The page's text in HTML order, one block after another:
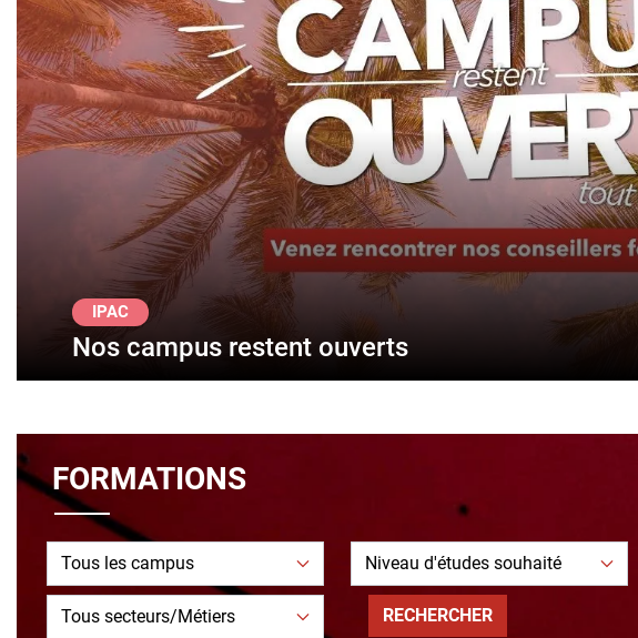
IPAC
Remise des diplômes 2026
FORMATIONS